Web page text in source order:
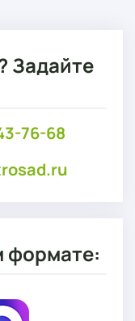
Задайте
76-68
формате: